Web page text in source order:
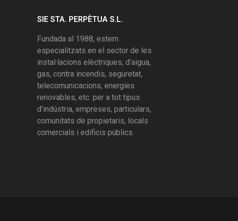
SIE STA. PERPÈTUA S.L.
Fundada al 1988, estem
especialitzats en el sector de les
instal·lacions elèctriques, d’aigua,
gas, contra incendis, seguretat,
telecomunicacions, energies
renovables, etc. per a tot tipus
d’indústria, empreses, particulars,
comunitats de propietaris, locals
comercials i edificis públics.